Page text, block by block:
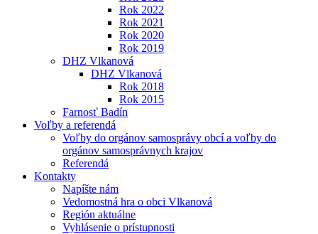
Rok 2022
Rok 2021
Rok 2020
Rok 2019
DHZ Vlkanová
DHZ Vlkanová
Rok 2018
Rok 2015
Farnosť Badín
Voľby a referendá
Voľby do orgánov samosprávy obcí a voľby do
orgánov samosprávnych krajov
Referendá
Kontakty
Napíšte nám
Vedomostná hra o obci Vlkanová
Región aktuálne
Vyhlásenie o prístupnosti